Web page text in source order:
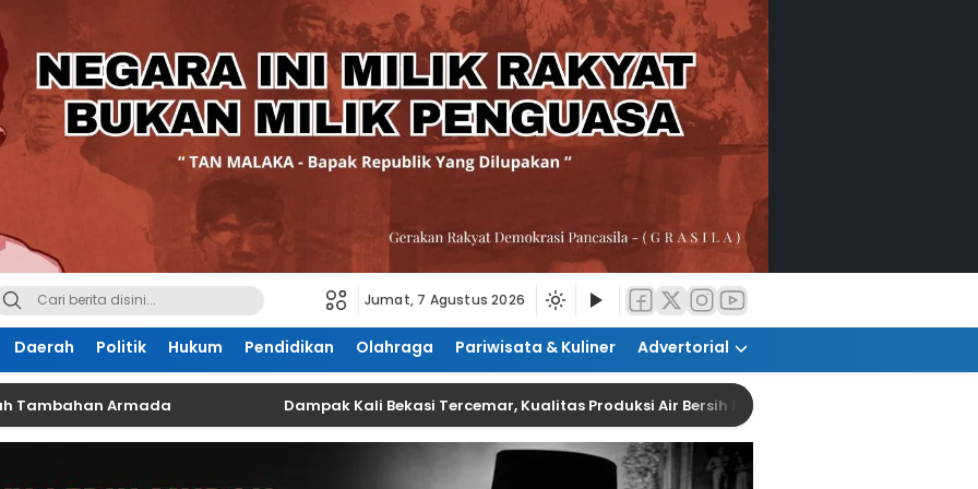
Jumat, 7 Agustus 2026
Daerah Politik Hukum Pendidikan Olahraga Pariwisata & Kuliner Advertorial
Armada Dampak Kali Bekasi Tercemar, Kualitas Produksi Air Bersih Perumda Tirta Patriot Menurun